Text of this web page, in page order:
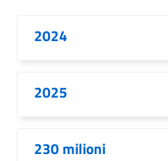
2024
2025
230 milioni